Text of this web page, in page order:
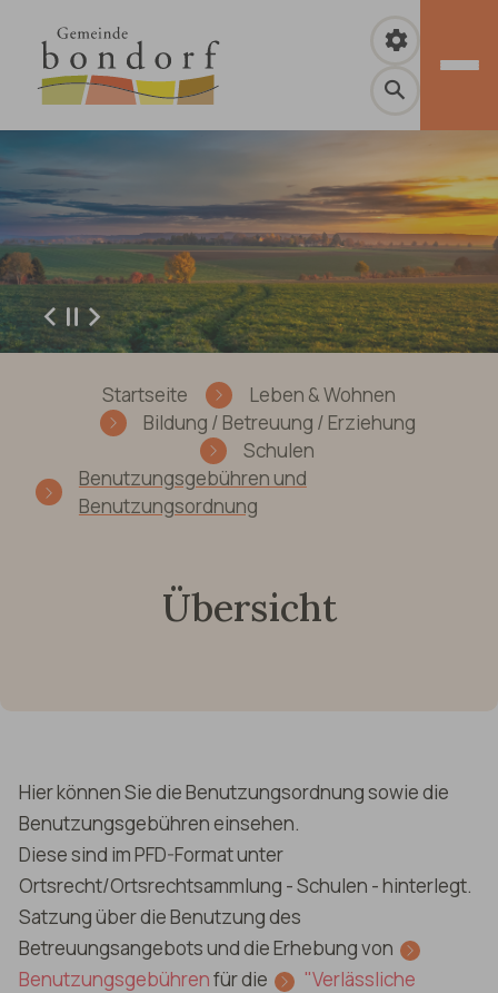
ZurückWeiter
Startseite
Leben & Wohnen
Bildung / Betreuung / Erziehung
Schulen
Benutzungsgebühren und
Benutzungsordnung
Übersicht
Hier können Sie die Benutzungsordnung sowie die
Benutzungsgebühren einsehen.
Diese sind im PFD-Format unter
Ortsrecht/Ortsrechtsammlung - Schulen - hinterlegt.
Satzung über die Benutzung des
Betreuungsangebots und die Erhebung von
Benutzungsgebührenfür die
"Verlässliche